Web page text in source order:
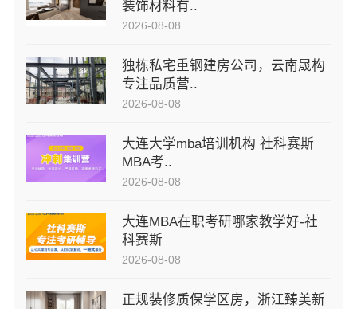
装饰材料有..
2026-08-08
独栋私宅重钢建房公司，云南晟构
专注品质营..
2026-08-08
大连大学mba培训机构 社科赛斯
MBA考..
2026-08-08
大连MBA在职考研哪家教学好-社
科赛斯
2026-08-08
正规装修质保学区房，浙江臻美新